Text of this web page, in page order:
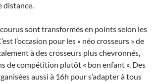
distance.
sont transformés en points selon les
l’occasion pour les « néo crosseurs » de
à des crosseurs plus chevronnés,
de compétition plutôt « bon enfant ». Des
aussi à 16h pour s’adapter à tous